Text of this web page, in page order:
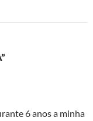
6 anos a minha